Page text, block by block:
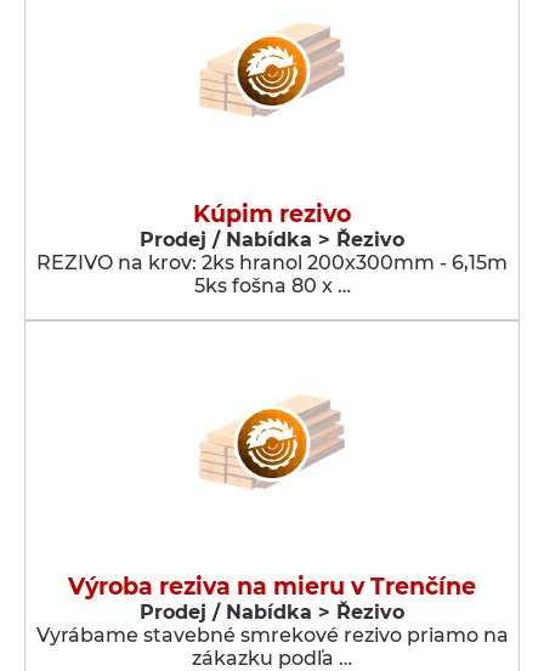
Kúpim rezivo
Prodej / Nabídka > Řezivo
REZIVO na krov: 2ks hranol 200x300mm - 6,15m
5ks fošna 80 x …
Výroba reziva na mieru v Trenčíne
Prodej / Nabídka > Řezivo
Vyrábame stavebné smrekové rezivo priamo na
zákazku podľa …